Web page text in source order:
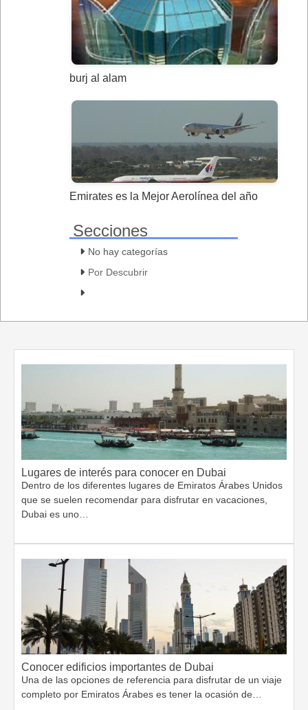
burj al alam
Emirates es la Mejor Aerolínea del año
Secciones
No hay categorías
Por Descubrir
Lugares de interés para conocer en Dubai
Dentro de los diferentes lugares de Emiratos Árabes Unidos
que se suelen recomendar para disfrutar en vacaciones,
Dubai es uno…
Conocer edificios importantes de Dubai
Una de las opciones de referencia para disfrutar de un viaje
completo por Emiratos Árabes es tener la ocasión de…